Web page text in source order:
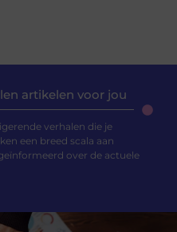
artikelen voor jou
verhalen die je
een breed scala aan
over de actuele